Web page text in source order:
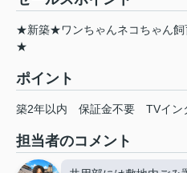
★新築★ワンちゃんネコちゃん
★
ポイント
築2年以内 保証金不要 TVイン
担当者のコメント